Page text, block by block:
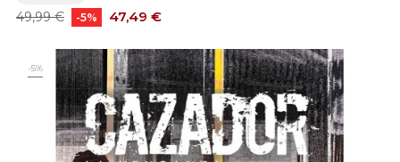
Precio
49,99 € -5% Precio
47,49 €
-5%